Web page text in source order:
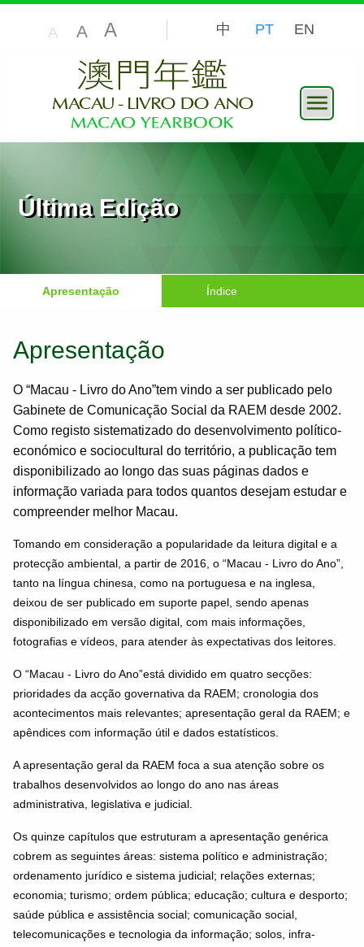
A A A 中 PT EN
Última Edição
Apresentação Índice
Apresentação
O “Macau - Livro do Ano”tem vindo a ser publicado pelo
Gabinete de Comunicação Social da RAEM desde 2002.
Como registo sistematizado do desenvolvimento político-
económico e sociocultural do território, a publicação tem
disponibilizado ao longo das suas páginas dados e
informação variada para todos quantos desejam estudar e
compreender melhor Macau.
Tomando em consideração a popularidade da leitura digital e a
protecção ambiental, a partir de 2016, o “Macau - Livro do Ano”,
tanto na língua chinesa, como na portuguesa e na inglesa,
deixou de ser publicado em suporte papel, sendo apenas
disponibilizado em versão digital, com mais informações,
fotografias e vídeos, para atender às expectativas dos leitores.
O “Macau - Livro do Ano”está dividido em quatro secções:
prioridades da acção governativa da RAEM; cronologia dos
acontecimentos mais relevantes; apresentação geral da RAEM; e
apêndices com informação útil e dados estatísticos.
A apresentação geral da RAEM foca a sua atenção sobre os
trabalhos desenvolvidos ao longo do ano nas áreas
administrativa, legislativa e judicial.
Os quinze capítulos que estruturam a apresentação genérica
cobrem as seguintes áreas: sistema político e administração;
ordenamento jurídico e sistema judicial; relações externas;
economia; turismo; ordem pública; educação; cultura e desporto;
saúde pública e assistência social; comunicação social,
telecomunicações e tecnologia da informação; solos, infra-